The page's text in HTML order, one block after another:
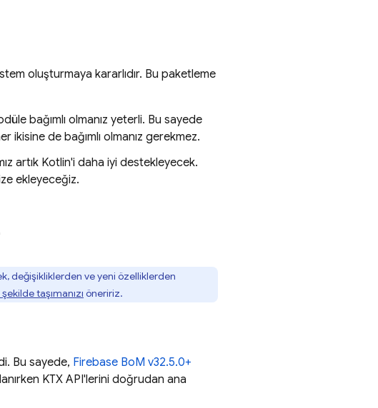
oluşturmaya kararlıdır. Bu paketleme
bağımlı olmanız yeterli. Bu sayede
ikisine de bağımlı olmanız gerekmez.
artık Kotlin'i daha iyi destekleyecek.
ekleyeceğiz.
değişikliklerden ve yeni özelliklerden
taşımanızı öneririz.
Bu sayede, Firebase BoM v32.5.0+
KTX API'lerini doğrudan ana